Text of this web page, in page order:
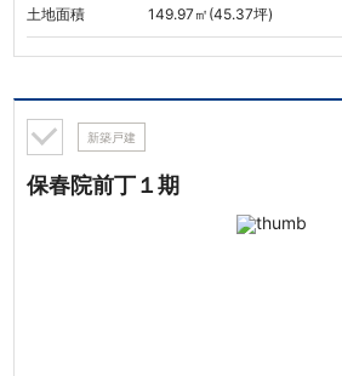
土地面積 149.97㎡(45.37坪)
新築戸建
保春院前丁１期